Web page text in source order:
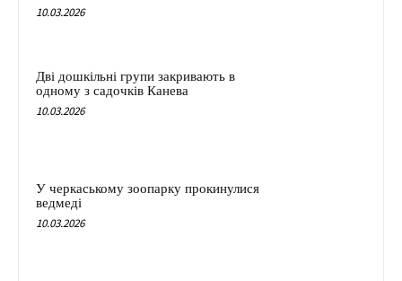
10.03.2026
Дві дошкільні групи закривають в
одному з садочків Канева
10.03.2026
У черкаському зоопарку прокинулися
ведмеді
10.03.2026